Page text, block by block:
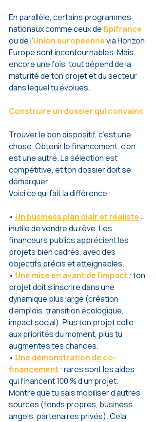
En parallèle, certains programmes
nationaux comme ceux de Bpifrance
ou de l’Union européennevia Horizon
Europe sont incontournables. Mais
encore une fois, tout dépend de la
maturité de ton projet et du secteur
dans lequel tu évolues.
Construire un dossier qui convainc
Trouver le bon dispositif, c’est une
chose. Obtenir le financement, c’en
est une autre. La sélection est
compétitive, et ton dossier doit se
démarquer.
Voici ce qui fait la différence :
• Un business plan clair et réaliste :
inutile de vendre du rêve. Les
financeurs publics apprécient les
projets bien cadrés, avec des
objectifs précis et atteignables.
• Une mise en avant de l’impact : ton
projet doit s’inscrire dans une
dynamique plus large (création
d’emplois, transition écologique,
impact social). Plus ton projet colle
aux priorités du moment, plus tu
augmentes tes chances.
• Une démonstration de co-
financement : rares sont les aides
qui financent 100 % d’un projet.
Montre que tu sais mobiliser d’autres
sources (fonds propres, business
angels, partenaires privés). Cela